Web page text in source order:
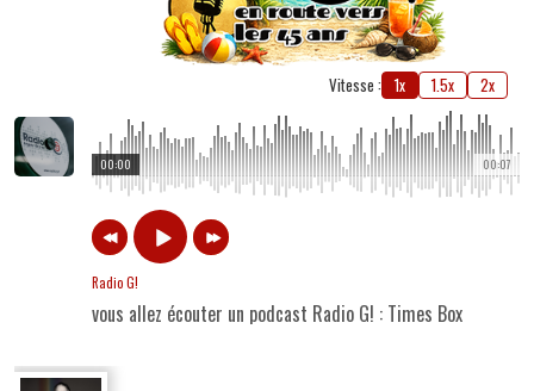
Vitesse : 1x 1.5x 2x
00:07
00:00
Radio G!
vous allez écouter un podcast Radio G! : Times Box